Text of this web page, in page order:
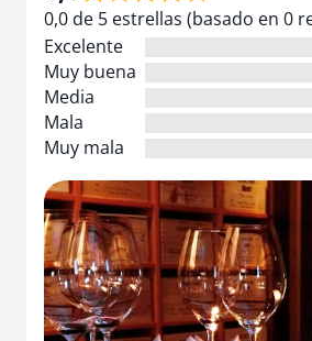
0,0 de 5 estrellas (basado en 0
Excelente
Muy buena
Media
Mala
Muy mala